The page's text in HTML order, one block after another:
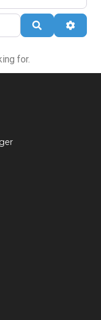
Search
for.